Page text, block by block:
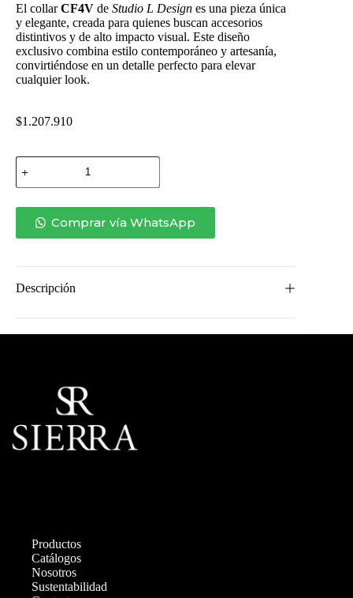
El collarCF4V de Studio L Design es una pieza única
y elegante, creada para quienes buscan accesorios
distintivos y de alto impacto visual. Este diseño
exclusivo combina estilo contemporáneo y artesanía,
convirtiéndose en un detalle perfecto para elevar
cualquier look.
$1.207.910
Collar
Studio
L
cantidadComprar vía WhatsApp
Descripción
Productos
Catálogos
Nosotros
Sustentabilidad